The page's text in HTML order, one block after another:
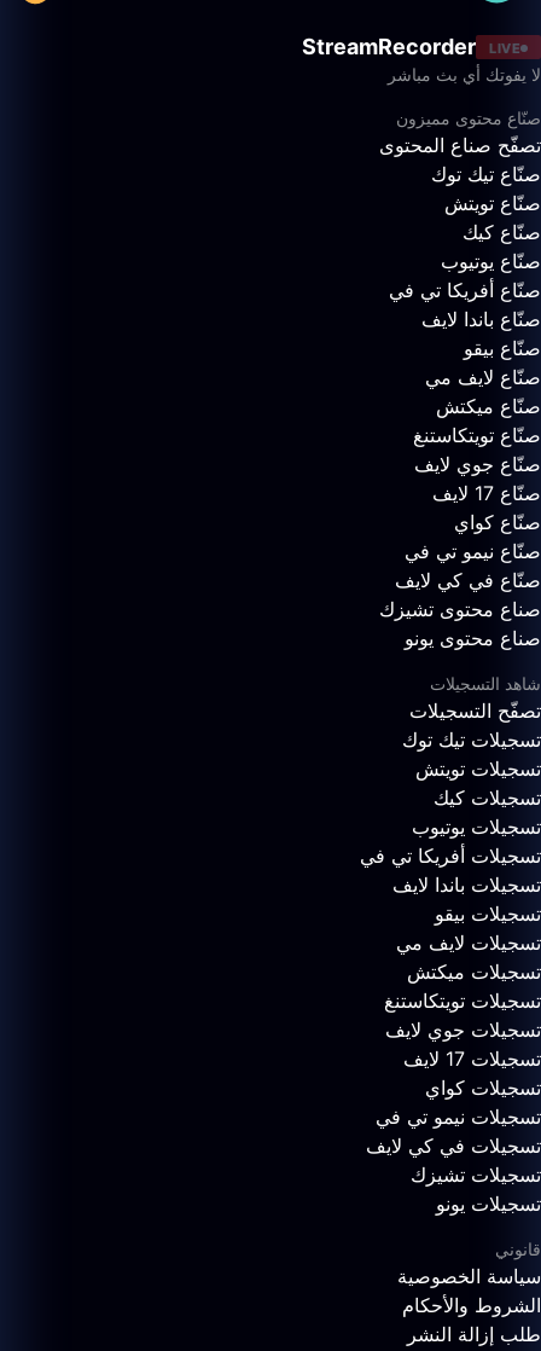
LIVE
StreamRecorder
لا يفوتك أي بث مباشر
صنّاع محتوى مميزون
تصفّح صناع المحتوى
صنّاع تيك توك
صنّاع تويتش
صنّاع كيك
صنّاع يوتيوب
صنّاع أفريكا تي في
صنّاع باندا لايف
صنّاع بيقو
صنّاع لايف مي
صنّاع ميكتش
صنّاع تويتكاستنغ
صنّاع جوي لايف
صنّاع 17 لايف
صنّاع كواي
صنّاع نيمو تي في
صنّاع في كي لايف
صناع محتوى تشيزك
صناع محتوى يونو
شاهد التسجيلات
تصفّح التسجيلات
تسجيلات تيك توك
تسجيلات تويتش
تسجيلات كيك
تسجيلات يوتيوب
تسجيلات أفريكا تي في
تسجيلات باندا لايف
تسجيلات بيقو
تسجيلات لايف مي
تسجيلات ميكتش
تسجيلات تويتكاستنغ
تسجيلات جوي لايف
تسجيلات 17 لايف
تسجيلات كواي
تسجيلات نيمو تي في
تسجيلات في كي لايف
تسجيلات تشيزك
تسجيلات يونو
قانوني
سياسة الخصوصية
الشروط والأحكام
طلب إزالة النشر